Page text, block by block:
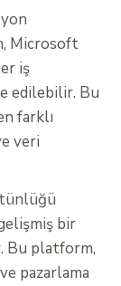
Microsoft
iş
edilebilir. Bu
farklı
veri
bir
Bu platform,
pazarlama